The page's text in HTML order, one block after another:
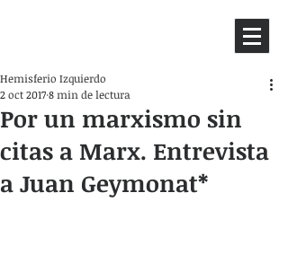
Por un marxismo sin
citas a Marx. Entrevista
a Juan Geymonat*
Hemisferio Izquierdo
2 oct 20178 min de lectura